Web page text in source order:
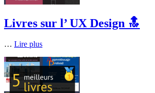
Livres sur l’ UX Design 🔝
… Lire plus